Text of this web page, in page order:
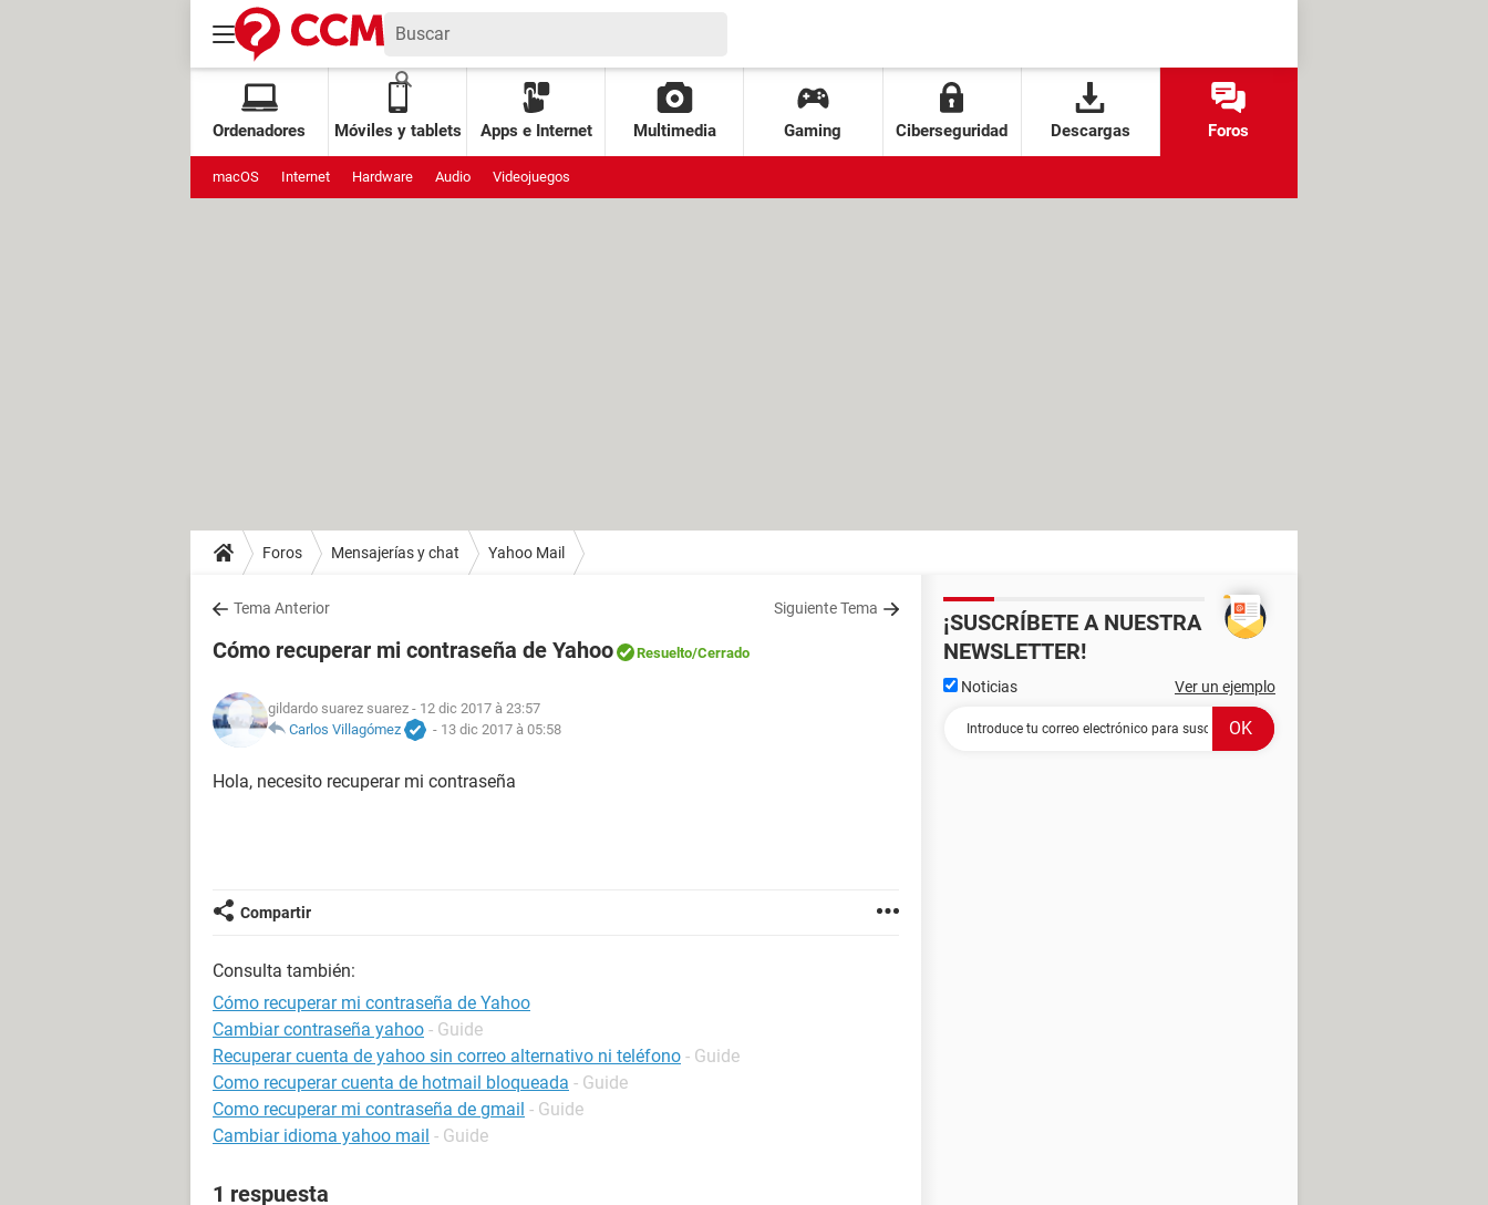
Ordenadores Móviles y tablets Apps e Internet Multimedia Gaming Ciberseguridad Descargas Foros
macOS Internet Hardware Audio Videojuegos
Foros Mensajerías y chat Yahoo Mail
Tema Anterior Siguiente Tema
Cómo recuperar mi contraseña de Yahoo Resuelto/Cerrado
gildardo suarez suarez - 12 dic 2017 à 23:57
Carlos Villagómez
- 13 dic 2017 à 05:58
Hola, necesito recuperar mi contraseña
Compartir
Consulta también:
Cómo recuperar mi contraseña de Yahoo
Cambiar contraseña yahoo - Guide
Recuperar cuenta de yahoo sin correo alternativo ni teléfono - Guide
Como recuperar cuenta de hotmail bloqueada - Guide
Como recuperar mi contraseña de gmail - Guide
Cambiar idioma yahoo mail - Guide
1 respuesta
¡SUSCRÍBETE A NUESTRA
NEWSLETTER!
Noticias Ver un ejemplo